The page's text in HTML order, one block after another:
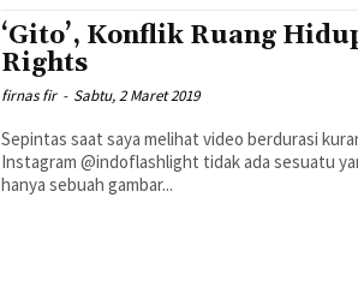
‘Gito’, Konflik Ruang
Rights
firnas fir - Sabtu, 2 Maret 2019
Sepintas saat saya melihat video berdurasi
Instagram @indoflashlight tidak ada sesuatu
hanya sebuah gambar...